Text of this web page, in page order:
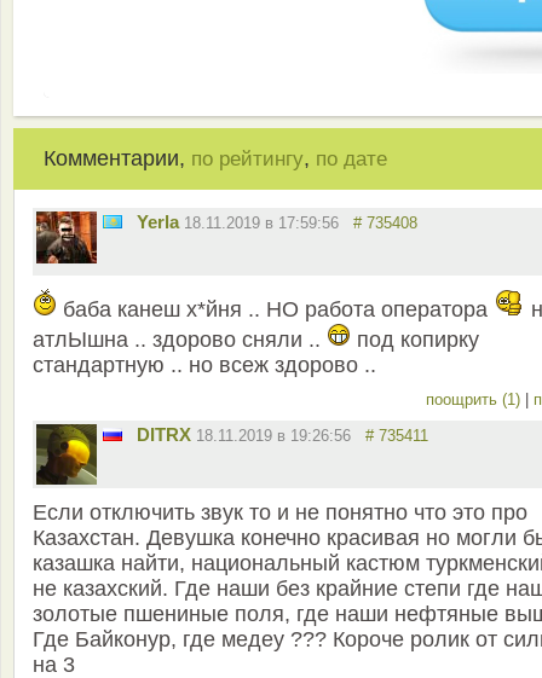
Комментарии, по рейтингу, по дате
Yerla 18.11.2019 в 17:59:56 # 735408
баба канеш х*йня .. НО работа оператора
атлЫшна .. здорово сняли ..
под копирку
стандартную .. но всеж здорово ..
поощрить (1) |
DITRX 18.11.2019 в 19:26:56 # 735411
Если отключить звук то и не понятно что это про
Казахстан. Девушка конечно красивая но могли
казашка найти, национальный кастюм
не казахский. Где наши без крайние степи где
золотые пшениные поля, где наши нефтяные
Где Байконур, где медеу ??? Короче ролик от
на 3